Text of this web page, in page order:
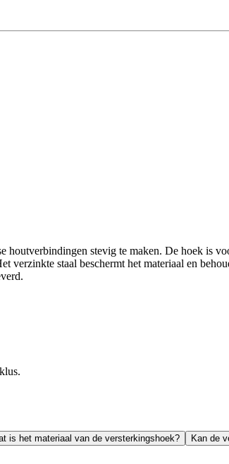
stevig te maken. De hoek is
verzinkte staal beschermt het materiaal en
is het materiaal van de versterkingshoek?
Kan de